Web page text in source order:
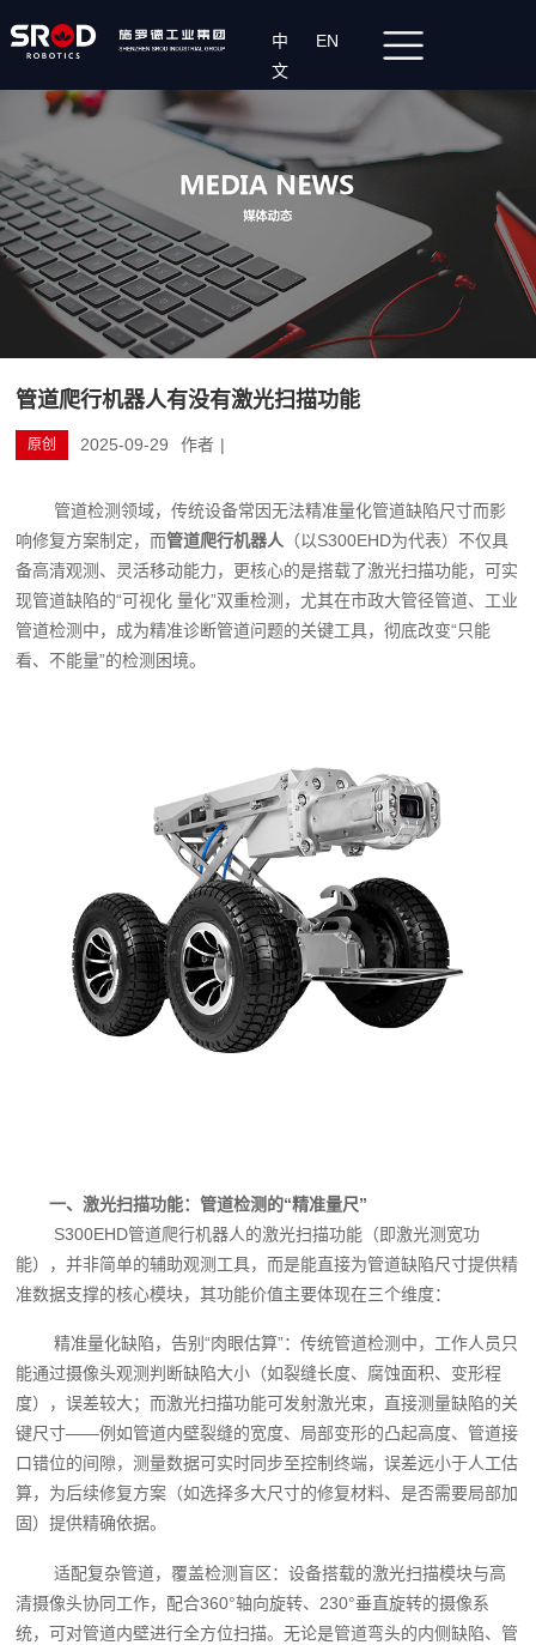
中
文
EN
管道爬行机器人有没有激光扫描功能
原创 2025-09-29 作者 |
管道检测领域，传统设备常因无法精准量化管道缺陷尺寸而影
响修复方案制定，而管道爬行机器人 （以S300EHD为代表）不仅具
备高清观测、灵活移动能力，更核心的是搭载了激光扫描功能，可实
现管道缺陷的“可视化 量化”双重检测，尤其在市政大管径管道、工业
管道检测中，成为精准诊断管道问题的关键工具，彻底改变“只能
看、不能量”的检测困境。
一、激光扫描功能：管道检测的“精准量尺”
S300EHD管道爬行机器人的激光扫描功能（即激光测宽功
能），并非简单的辅助观测工具，而是能直接为管道缺陷尺寸提供精
准数据支撑的核心模块，其功能价值主要体现在三个维度：
精准量化缺陷，告别“肉眼估算”：传统管道检测中，工作人员只
能通过摄像头观测判断缺陷大小（如裂缝长度、腐蚀面积、变形程
度），误差较大；而激光扫描功能可发射激光束，直接测量缺陷的关
键尺寸——例如管道内壁裂缝的宽度、局部变形的凸起高度、管道接
口错位的间隙，测量数据可实时同步至控制终端，误差远小于人工估
算，为后续修复方案（如选择多大尺寸的修复材料、是否需要局部加
固）提供精确依据。
适配复杂管道，覆盖检测盲区：设备搭载的激光扫描模块与高
清摄像头协同工作，配合360°轴向旋转、230°垂直旋转的摄像系
统，可对管道内壁进行全方位扫描。无论是管道弯头的内侧缺陷、管